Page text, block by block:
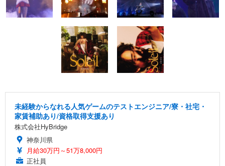
未経験からなれる人気ゲームのテストエンジニア/寮・社宅・
家賃補助あり/資格取得支援あり
株式会社HyBridge
神奈川県
月給30万円～51万8,000円
正社員